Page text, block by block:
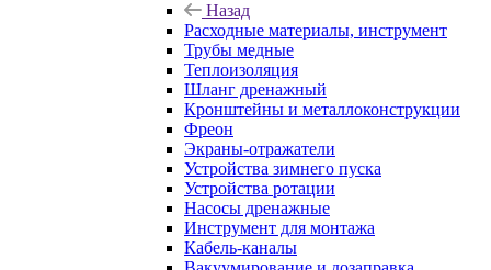
Назад
Расходные материалы, инструмент
Трубы медные
Теплоизоляция
Шланг дренажный
Кронштейны и металлоконструкции
Фреон
Экраны-отражатели
Устройства зимнего пуска
Устройства ротации
Насосы дренажные
Инструмент для монтажа
Кабель-каналы